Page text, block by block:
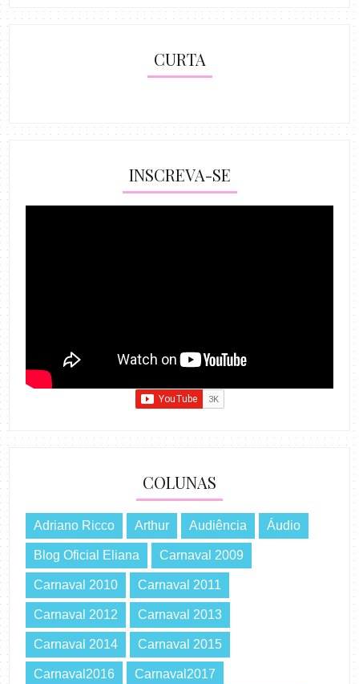
CURTA
INSCREVA-SE
COLUNAS
Adriano Ricco Arthur Audiência Áudio
Blog Oficial Eliana Carnaval 2009
Carnaval 2010 Carnaval 2011
Carnaval 2012 Carnaval 2013
Carnaval 2014 Carnaval 2015
Carnaval2016 Carnaval2017